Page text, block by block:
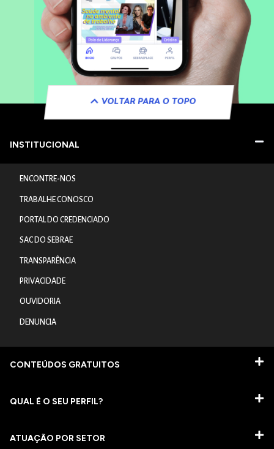
VOLTAR PARA O TOPO
INSTITUCIONAL
ENCONTRE-NOS
TRABALHE CONOSCO
PORTAL DO CREDENCIADO
SAC DO SEBRAE
TRANSPARÊNCIA
PRIVACIDADE
OUVIDORIA
DENUNCIA
CONTEÚDOS GRATUITOS
QUAL É O SEU PERFIL?
ATUAÇÃO POR SETOR